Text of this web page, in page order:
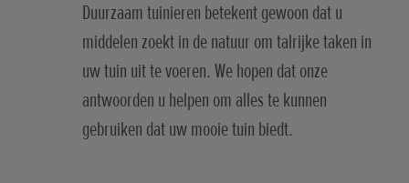
Duurzaam tuinieren betekent gewoon dat u
middelen zoekt in de natuur om talrijke taken in
uw tuin uit te voeren. We hopen dat onze
antwoorden u helpen om alles te kunnen
gebruiken dat uw mooie tuin biedt.